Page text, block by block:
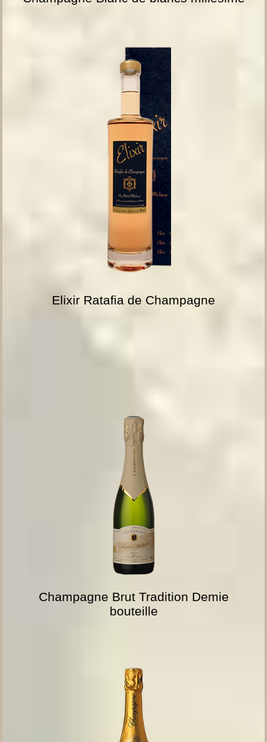
Elixir Ratafia de Champagne
Champagne Brut Tradition Demie
bouteille